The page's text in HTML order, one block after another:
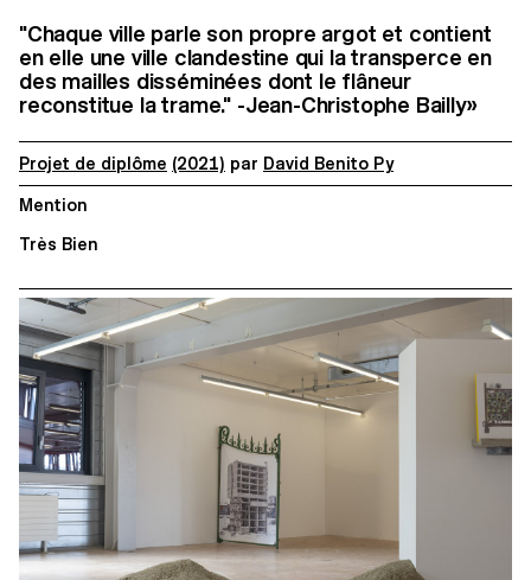
"Chaque ville parle son propre argot et contient
en elle une ville clandestine qui la transperce en
des mailles disséminées dont le flâneur
reconstitue la trame." -Jean-Christophe Bailly»
Projet de diplôme (2021) par David Benito Py
Mention
Très Bien